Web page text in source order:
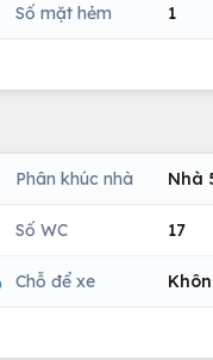
Số mặt hẻm 1
Phân khúc nhà Nhà
Số WC 17
Chỗ để xe